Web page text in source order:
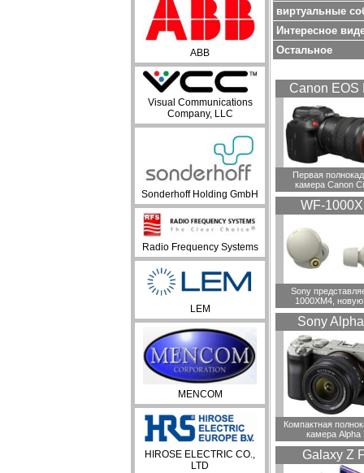
ABB
Visual Communications
Company, LLC
Sonderhoff Holding GmbH
Radio Frequency Systems
LEM
MENCOM
HIROSE ELECTRIC CO.,
LTD
виртуальные
Интересное
Остальное
Canon EOS
Первая
камера Canon
WF-
Sony
1000XM4,
Sony
Компактная
камера Alpha
Galaxy Z